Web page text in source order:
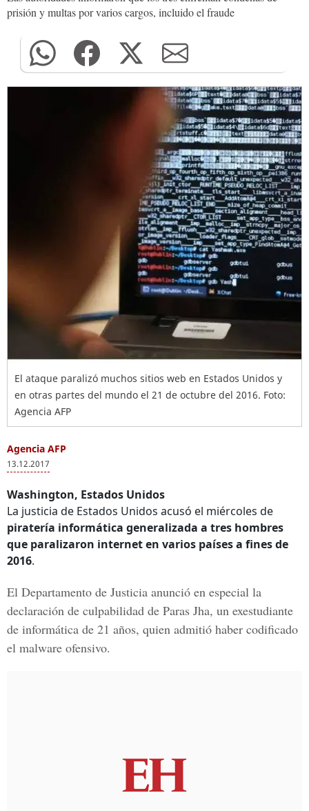
prisión y multas por varios cargos, incluido el fraude
El ataque paralizó muchos sitios web en Estados Unidos y
en otras partes del mundo el 21 de octubre del 2016. Foto:
Agencia AFP
Agencia AFP
13.12.2017
Washington, Estados Unidos
La justicia de Estados Unidos acusó el miércoles de
piratería informática generalizada a tres hombres
que paralizaron internet en varios países a fines de
2016.
El Departamento de Justicia anunció en especial la
declaración de culpabilidad de Paras Jha, un exestudiante
de informática de 21 años, quien admitió haber codificado
el malware ofensivo.